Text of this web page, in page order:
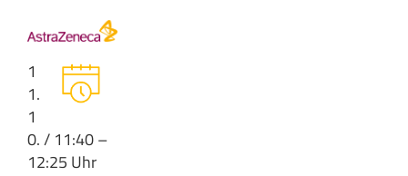
1
1.
1
0. / 11:40 –
12:25 Uhr